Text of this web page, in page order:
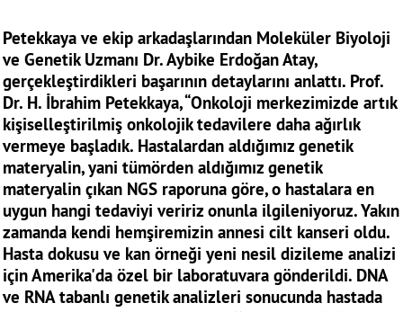
Petekkaya ve ekip arkadaşlarından Moleküler Biyoloji
ve Genetik Uzmanı Dr. Aybike Erdoğan Atay,
gerçekleştirdikleri başarının detaylarını anlattı. Prof.
Dr. H. İbrahim Petekkaya, “Onkoloji merkezimizde artık
kişiselleştirilmiş onkolojik tedavilere daha ağırlık
vermeye başladık. Hastalardan aldığımız genetik
materyalin, yani tümörden aldığımız genetik
materyalin çıkan NGS raporuna göre, o hastalara en
uygun hangi tedaviyi veririz onunla ilgileniyoruz. Yakın
zamanda kendi hemşiremizin annesi cilt kanseri oldu.
Hasta dokusu ve kan örneği yeni nesil dizileme analizi
için Amerika'da özel bir laboratuvara gönderildi. DNA
ve RNA tabanlı genetik analizleri sonucunda hastada